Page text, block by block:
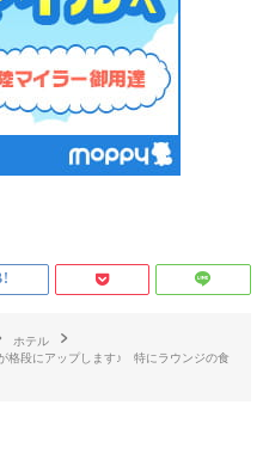
ホテル
格段にアップします♪ 特にラウンジの食